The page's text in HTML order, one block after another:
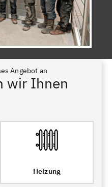
Angebot an
wir Ihnen
Heizung